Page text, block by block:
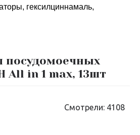
гексилциннамаль,
посудомоечных
All in 1 max, 13шт
Смотрели: 4108